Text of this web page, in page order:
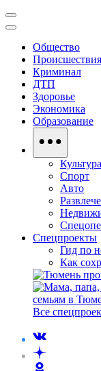
Общество
Происшествия
Криминал
ДТП
Здоровье
Экономика
Образование
Культура
Спорт
Авто
Спецпроекты
Гид по
Как
Все